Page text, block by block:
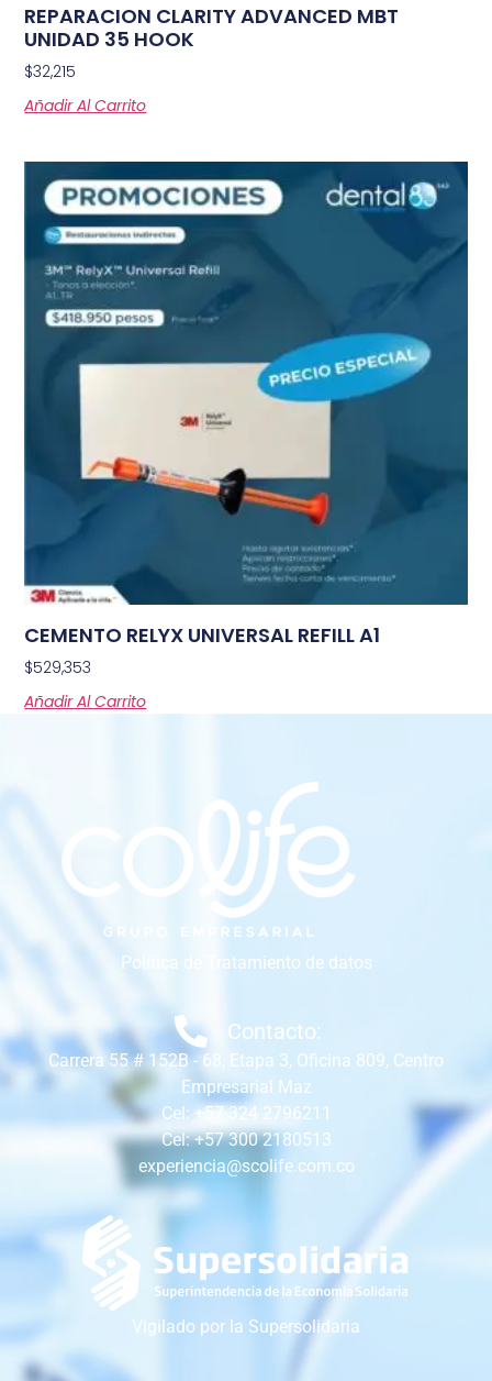
REPARACION CLARITY ADVANCED MBT
UNIDAD 35 HOOK
$32,215
Añadir Al Carrito
CEMENTO RELYX UNIVERSAL REFILL A1
$529,353
Añadir Al Carrito
Política de Tratamiento de datos
Contacto:
Carrera 55 # 152B - 68, Etapa 3, Oficina 809, Centro
Empresarial Maz
Cel: +57 324 2796211
Cel: +57 300 2180513
experiencia@scolife.com.co
Vigilado por la Supersolidaria